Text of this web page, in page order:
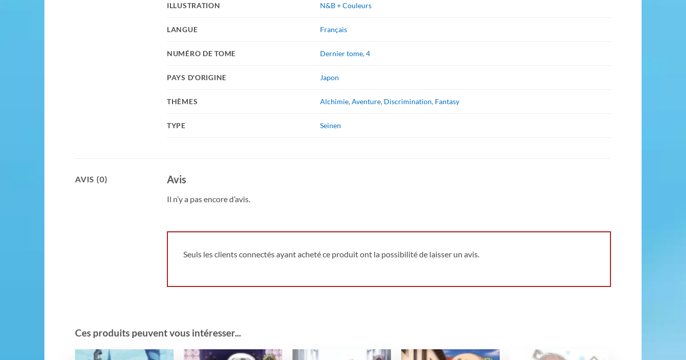
ILLUSTRATION N&B + Couleurs
LANGUE Français
NUMÉRO DE TOME Dernier tome,4
PAYS D'ORIGINE Japon
THÈMES Alchimie,Aventure, Discrimination, Fantasy
TYPE Seinen
AVIS (0) Avis
Il n’y a pas encore d’avis.
Seuls les clients connectés ayant acheté ce produit ont la possibilité de laisser un avis.
Ces produits peuvent vous intéresser...